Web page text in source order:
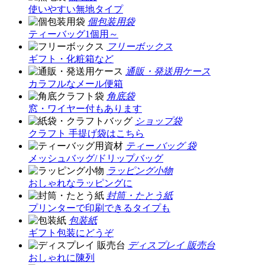
使いやすい無地タイプ
個包装用袋
ティーバッグ1個用～
フリーボックス
ギフト・化粧箱など
通販・発送用ケース
カラフルなメール便箱
角底袋
窓・ワイヤー付もあります
ショップ袋
クラフト 手提げ袋はこちら
ティー バッグ 袋
メッシュバッグ/ドリップバッグ
ラッピング小物
おしゃれなラッピングに
封筒・たとう紙
プリンターで印刷できるタイプも
包装紙
ギフト包装にどうぞ
ディスプレイ 販売台
おしゃれに陳列